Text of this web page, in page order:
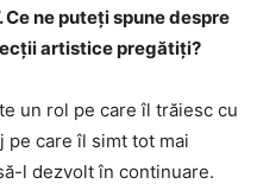
Ce ne puteți spune despre
artistice pregătiți?
un rol pe care îl trăiesc cu
pe care îl simt tot mai
l dezvolt în continuare.